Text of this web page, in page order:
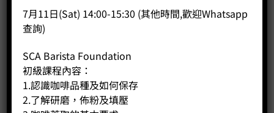
7月11日(Sat) 14:00-15:30 (其他時間,歡迎Whatsapp
查詢)
SCA Barista Foundation
初級課程內容：
1.認識咖啡品種及如何保存
2.了解研磨，佈粉及填壓